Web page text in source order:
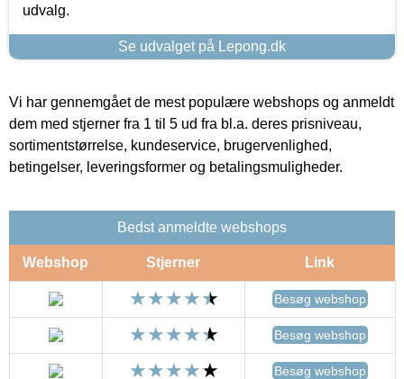
udvalg.
Se udvalget på Lepong.dk
Vi har gennemgået de mest populære webshops og anmeldt
dem med stjerner fra 1 til 5 ud fra bl.a. deres prisniveau,
sortimentstørrelse, kundeservice, brugervenlighed,
betingelser, leveringsformer og betalingsmuligheder.
Bedst anmeldte webshops
Webshop Stjerner Link
Besøg webshop
Besøg webshop
Besøg webshop